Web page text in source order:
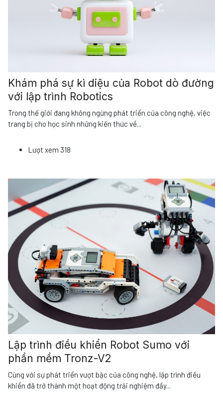
Khám phá sự kì diệu của Robot dò đường
với lập trình Robotics
Trong thế giới đang không ngừng phát triển của công nghệ, việc
trang bị cho học sinh những kiến thức về
Lượt xem 318
Lập trình điều khiển Robot Sumo với
phần mềm Tronz-V2
Cùng với sự phát triển vượt bậc của công nghệ, lập trình điều
khiển đã trở thành một hoạt động trải nghiệm đầy...